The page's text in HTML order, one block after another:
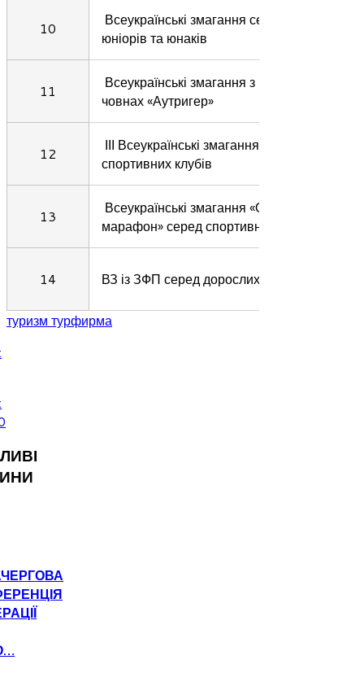
10
Всеукраїнські змагання серед молоді,
юніорів та юнаків
11
Всеукраїнські змагання з веслування на
човнах «Аутригер»
12
ІІІ Всеукраїнські змагання серед
спортивних клубів
13
Всеукраїнські змагання «Осінній
марафон» серед спортивних клубів
14 ВЗ із ЗФП серед дорослих (командний)
туризм турфирма